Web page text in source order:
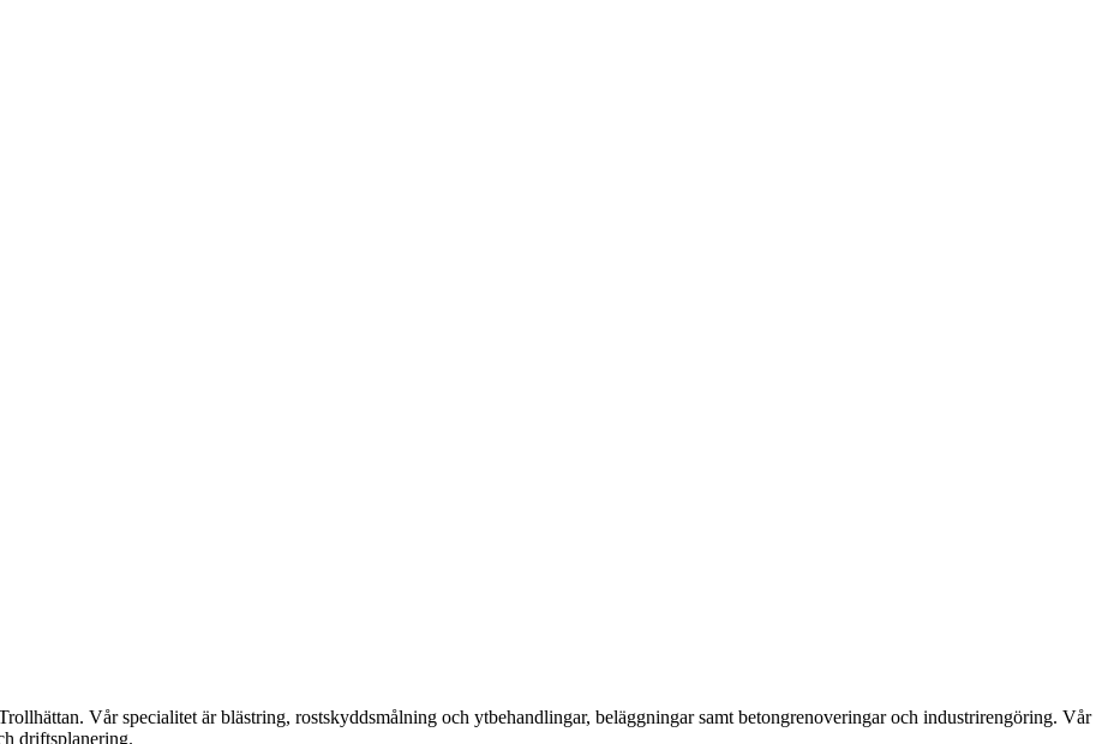
Vår specialitet är blästring, rostskyddsmålning och ytbehandlingar, beläggningar samt betongrenoveringar och industrirengöring. Vår
driftsplanering.